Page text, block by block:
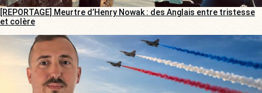
[REPORTAGE] Meurtre d’Henry Nowak : des Anglais entre tristesse
et colère